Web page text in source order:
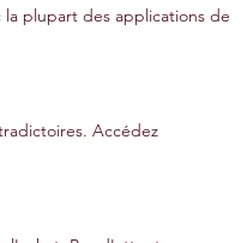
plupart des applications de
Accédez